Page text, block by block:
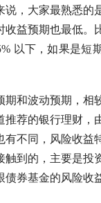
说，大家最熟悉的
收益预期也最低。
以下，如果是短
期和波动预期，相
推荐的银行理财，
不同，风险收益
触到的，主要是投
债券基金的风险收